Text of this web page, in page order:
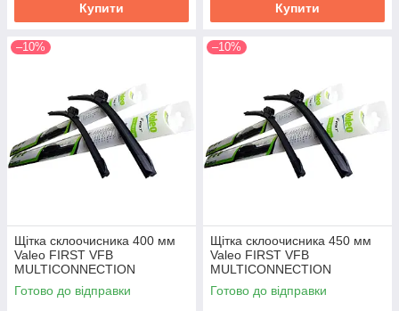
Купити Купити
–10%
Щітка склоочисника 400 мм
Valeo FIRST VFB
MULTICONNECTION
Готово до відправки
–10%
Щітка склоочисника 450 мм
Valeo FIRST VFB
MULTICONNECTION
Готово до відправки